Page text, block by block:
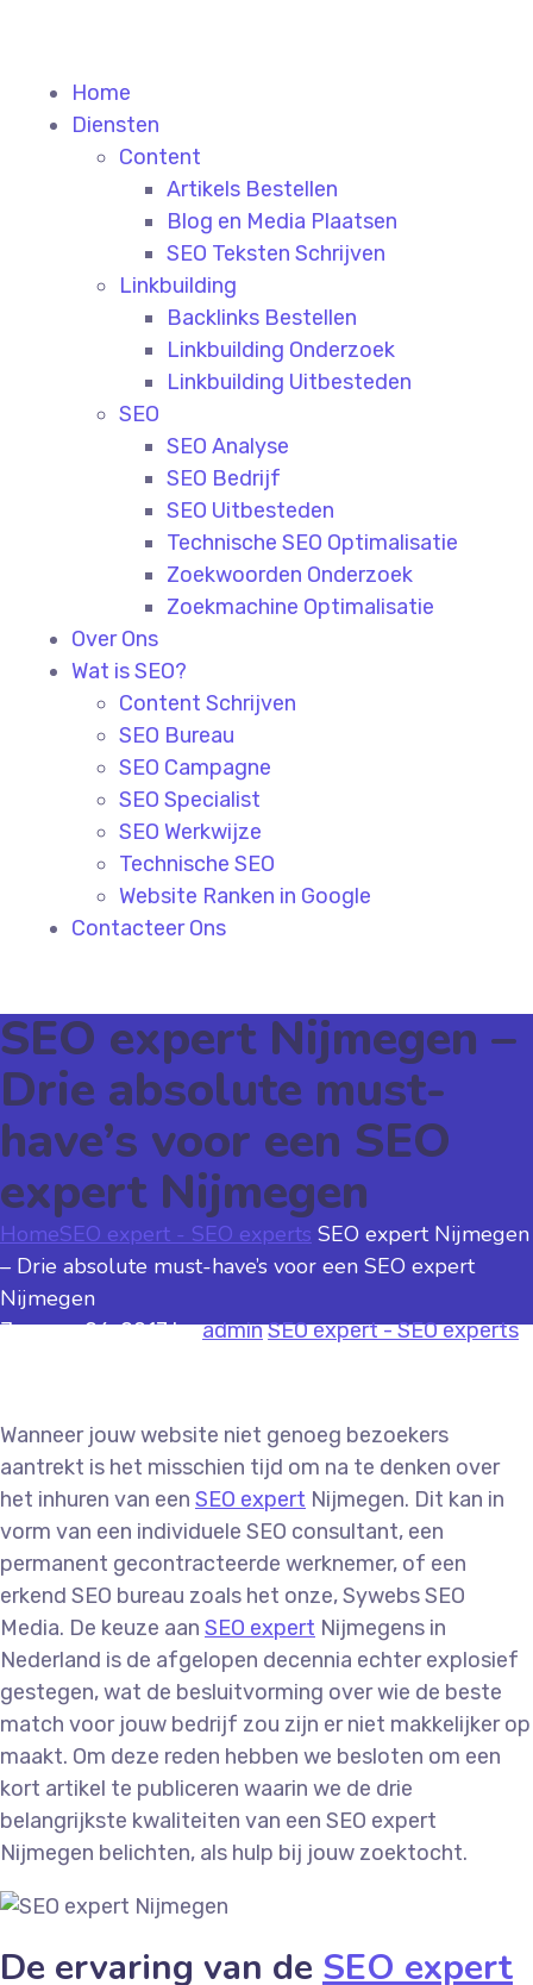
Home
Diensten
Content
Artikels Bestellen
Blog en Media Plaatsen
SEO Teksten Schrijven
Linkbuilding
Backlinks Bestellen
Linkbuilding Onderzoek
Linkbuilding Uitbesteden
SEO
SEO Analyse
SEO Bedrijf
SEO Uitbesteden
Technische SEO Optimalisatie
Zoekwoorden Onderzoek
Zoekmachine Optimalisatie
Over Ons
Wat is SEO?
Content Schrijven
SEO Bureau
SEO Campagne
SEO Specialist
SEO Werkwijze
Technische SEO
Website Ranken in Google
Contacteer Ons
SEO expert Nijmegen –
Drie absolute must-
have’s voor een SEO
expert Nijmegen
HomeSEO expert - SEO experts SEO expert Nijmegen
– Drie absolute must-have’s voor een SEO expert
Nijmegen
January 26, 2017byadminSEO expert - SEO experts
Wanneer jouw website niet genoeg bezoekers
aantrekt is het misschien tijd om na te denken over
het inhuren van een SEO expert Nijmegen. Dit kan in
vorm van een individuele SEO consultant, een
permanent gecontracteerde werknemer, of een
erkend SEO bureau zoals het onze, Sywebs SEO
Media. De keuze aan SEO expert Nijmegens in
Nederland is de afgelopen decennia echter explosief
gestegen, wat de besluitvorming over wie de beste
match voor jouw bedrijf zou zijn er niet makkelijker op
maakt. Om deze reden hebben we besloten om een
kort artikel te publiceren waarin we de drie
belangrijkste kwaliteiten van een SEO expert
Nijmegen belichten, als hulp bij jouw zoektocht.
De ervaring van de SEO expert